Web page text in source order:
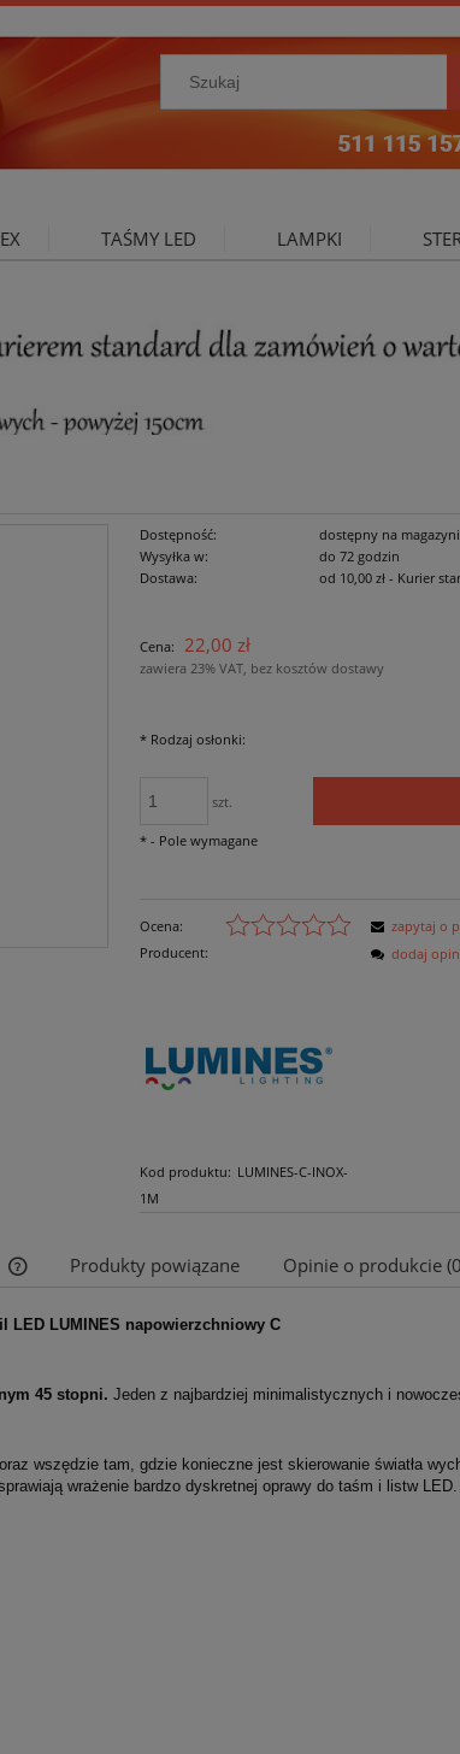
TAŚMY LED LAMPKI
Dostępność:
dostępny na
Wysyłka w:
do 72 godzin
Dostawa:
od 10,00 zł - Kurier
płatności
Cena: 22,00 zł
zawiera 23% VAT, bez kosztów dostawy
*Rodzaj osłonki:
szt.
*- Pole wymagane
Ocena:
Producent:
Kod produktu: LUMINES-C-INOX-
1M
zapytaj o
dodaj
Cena nie zawiera ewentualnych kosztów
Produkty powiązane Opinie o produkcie
LED LUMINES napowierzchniowy C
45 stopni. Jeden z najbardziej minimalistycznych i
wszędzie tam, gdzie konieczne jest skierowanie światła
wrażenie bardzo dyskretnej oprawy do taśm i listw